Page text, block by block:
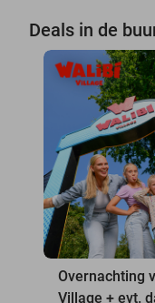
Deals in de
Overnachting
Village + evt.